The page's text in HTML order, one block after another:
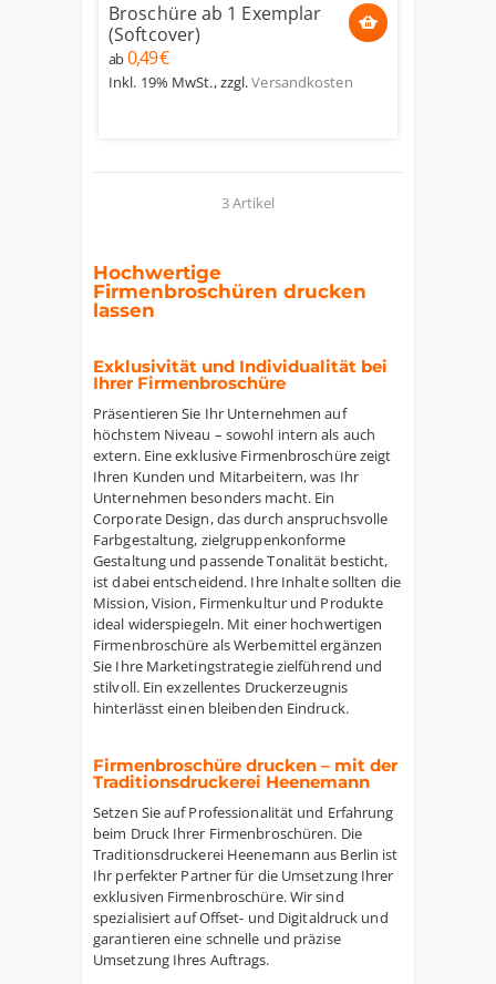
Broschüre ab 1 Exemplar
(Softcover)
ab 0,49 €
Inkl. 19% MwSt.,zzgl.Versandkosten
3 Artikel
Hochwertige
Firmenbroschüren drucken
lassen
Exklusivität und Individualität bei
Ihrer Firmenbroschüre
Präsentieren Sie Ihr Unternehmen auf
höchstem Niveau – sowohl intern als auch
extern. Eine exklusive Firmenbroschüre zeigt
Ihren Kunden und Mitarbeitern, was Ihr
Unternehmen besonders macht. Ein
Corporate Design, das durch anspruchsvolle
Farbgestaltung, zielgruppenkonforme
Gestaltung und passende Tonalität besticht,
ist dabei entscheidend. Ihre Inhalte sollten die
Mission, Vision, Firmenkultur und Produkte
ideal widerspiegeln. Mit einer hochwertigen
Firmenbroschüre als Werbemittel ergänzen
Sie Ihre Marketingstrategie zielführend und
stilvoll. Ein exzellentes Druckerzeugnis
hinterlässt einen bleibenden Eindruck.
Firmenbroschüre drucken – mit der
Traditionsdruckerei Heenemann
Setzen Sie auf Professionalität und Erfahrung
beim Druck Ihrer Firmenbroschüren. Die
Traditionsdruckerei Heenemann aus Berlin ist
Ihr perfekter Partner für die Umsetzung Ihrer
exklusiven Firmenbroschüre. Wir sind
spezialisiert auf Offset- und Digitaldruck und
garantieren eine schnelle und präzise
Umsetzung Ihres Auftrags.